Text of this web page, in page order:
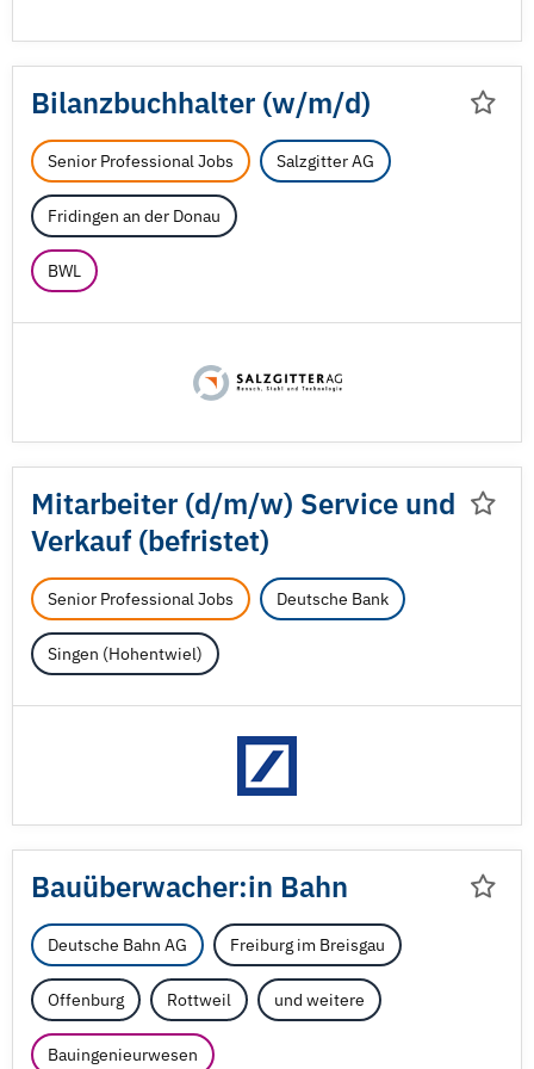
Bilanzbuchhalter (w/m/d)
Senior Professional Jobs Salzgitter AG
Fridingen an der Donau
BWL
Mitarbeiter (d/m/w) Service und
Verkauf (befristet)
Senior Professional Jobs Deutsche Bank
Singen (Hohentwiel)
Bauüberwacher:in Bahn
Deutsche Bahn AG Freiburg im Breisgau
Offenburg Rottweil und weitere
Bauingenieurwesen